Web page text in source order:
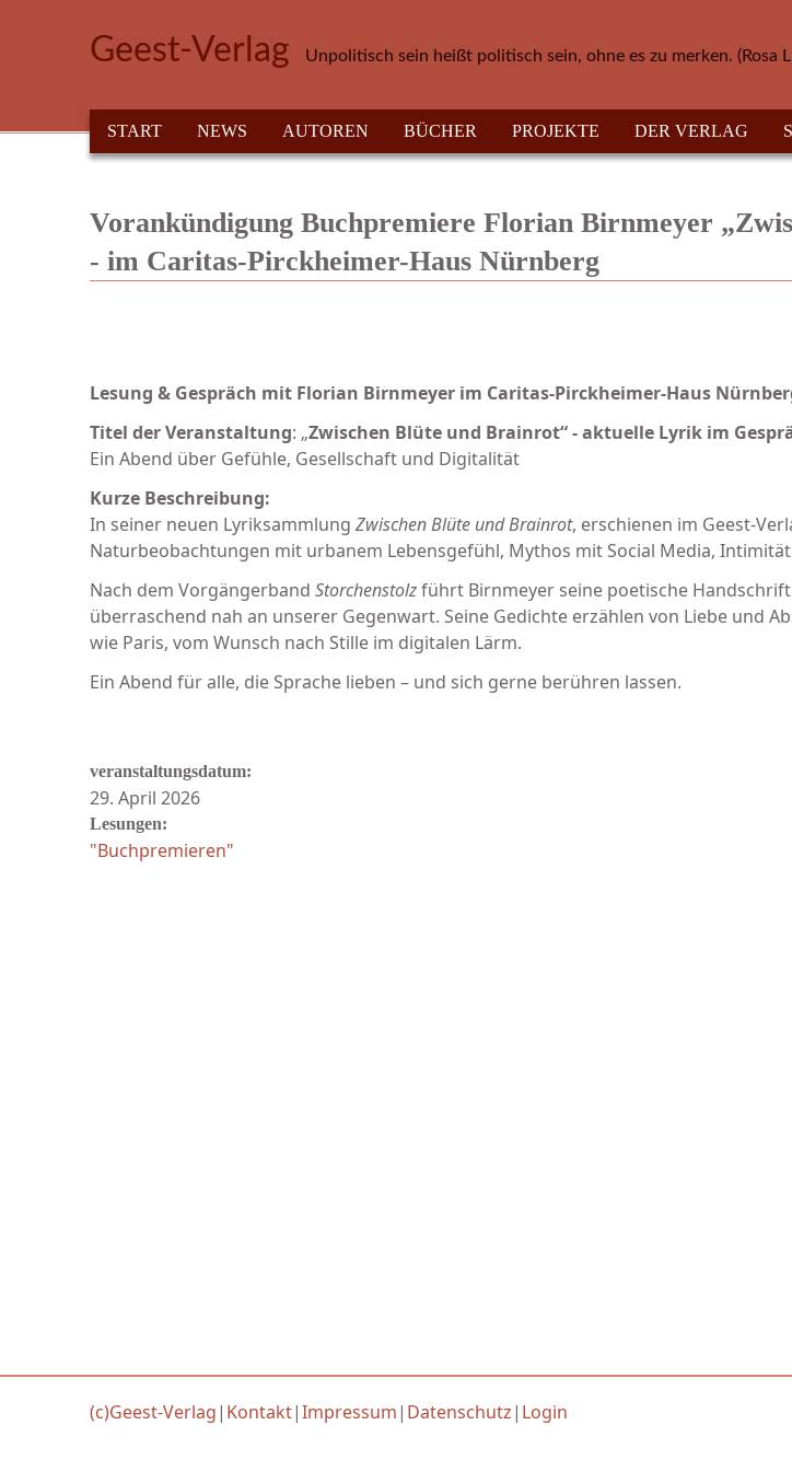
Geest-Verlag Unpolitisch sein heißt politisch sein, ohne es zu merken. (Rosa
HAUPTMENÜ
START NEWS AUTOREN BÜCHER PROJEKTE DER VERLAG
Vorankündigung Buchpremiere Florian Birnmeyer
- im Caritas-Pirckheimer-Haus Nürnberg
Lesung & Gespräch mit Florian Birnmeyer im Caritas-Pirckheimer-Haus
Titel der Veranstaltung: „Zwischen Blüte und Brainrot“ - aktuelle Lyrik im
Ein Abend über Gefühle, Gesellschaft und Digitalität
Kurze Beschreibung:
In seiner neuen Lyriksammlung Zwischen Blüte und Brainrot, erschienen im Geest-
Naturbeobachtungen mit urbanem Lebensgefühl, Mythos mit Social Media,
Nach dem Vorgängerband Storchenstolzführt Birnmeyer seine poetische
überraschend nah an unserer Gegenwart. Seine Gedichte erzählen von Liebe und
wie Paris, vom Wunsch nach Stille im digitalen Lärm.
Ein Abend für alle, die Sprache lieben – und sich gerne berühren lassen.
veranstaltungsdatum:
29. April 2026
Lesungen:
"Buchpremieren"
(c)Geest-Verlag| Kontakt|Impressum| Datenschutz| Login